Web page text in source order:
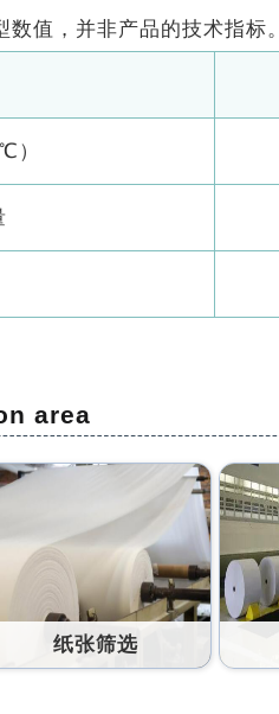
值，并非产品的技术指标。
）
area
纸张筛选